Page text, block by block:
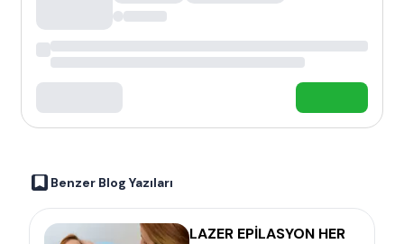
Benzer Blog Yazıları
LAZER EPİLASYON HER